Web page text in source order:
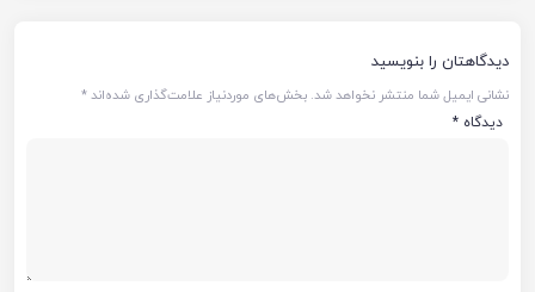
دیدگاهتان را بنویسید
نشانی ایمیل شما منتشر نخواهد شد. بخش‌های موردنیاز علامت‌گذاری شده‌اند*
دیدگاه *